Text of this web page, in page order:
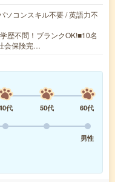
ソコンスキル不要 / 英語力不
歴不問！ブランクOK!■10名
会保険完…
代 50代
60代
男性